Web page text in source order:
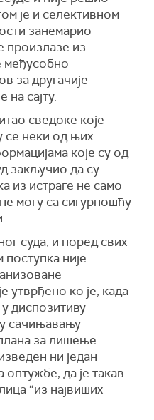
је и селективном
занемарио
произлазе из
међусобно
за другачије
на сајту.
сведоке које
се неки од њих
које су од
закључио да су
из истраге не само
могу са сигурношћу
суда, и поред свих
није
утврђено ко је, када
диспозитиву
сачињавању
за лишење
ни један
да је такав
“из највиших